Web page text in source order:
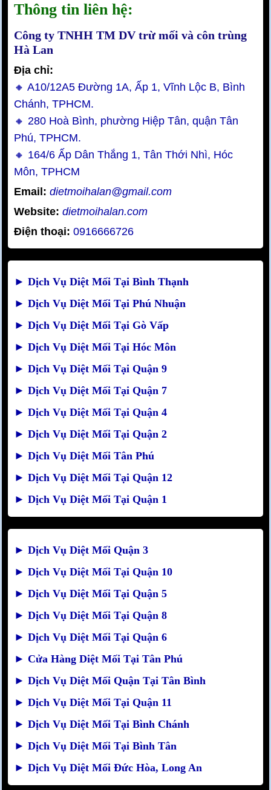
Thông tin liên hệ:
Công ty TNHH TM DV trừ mối và côn trùng
Hà Lan
Địa chỉ:
🔸 A10/12A5 Đường 1A, Ấp 1, Vĩnh Lộc B, Bình
Chánh, TPHCM.
🔸 280 Hoà Bình, phường Hiệp Tân, quận Tân
Phú, TPHCM.
🔸 164/6 Ấp Dân Thắng 1, Tân Thới Nhì, Hóc
Môn, TPHCM
Email: dietmoihalan@gmail.com
Website: dietmoihalan.com
Điện thoại: 0916666726
► Dịch Vụ Diệt Mối Tại Bình Thạnh
► Dịch Vụ Diệt Mối Tại Phú Nhuận
► Dịch Vụ Diệt Mối Tại Gò Vấp
► Dịch Vụ Diệt Mối Tại Hóc Môn
► Dịch Vụ Diệt Mối Tại Quận 9
► Dịch Vụ Diệt Mối Tại Quận 7
► Dịch Vụ Diệt Mối Tại Quận 4
► Dịch Vụ Diệt Mối Tại Quận 2
► Dịch Vụ Diệt Mối Tân Phú
► Dịch Vụ Diệt Mối Tại Quận 12
► Dịch Vụ Diệt Mối Tại Quận 1
► Dịch Vụ Diệt Mối Quận 3
► Dịch Vụ Diệt Mối Tại Quận 10
► Dịch Vụ Diệt Mối Tại Quận 5
► Dịch Vụ Diệt Mối Tại Quận 8
► Dịch Vụ Diệt Mối Tại Quận 6
► Cửa Hàng Diệt Mối Tại Tân Phú
► Dịch Vụ Diệt Mối Quận Tại Tân Bình
► Dịch Vụ Diệt Mối Tại Quận 11
► Dịch Vụ Diệt Mối Tại Bình Chánh
► Dịch Vụ Diệt Mối Tại Bình Tân
► Dịch Vụ Diệt Mối Đức Hòa, Long An